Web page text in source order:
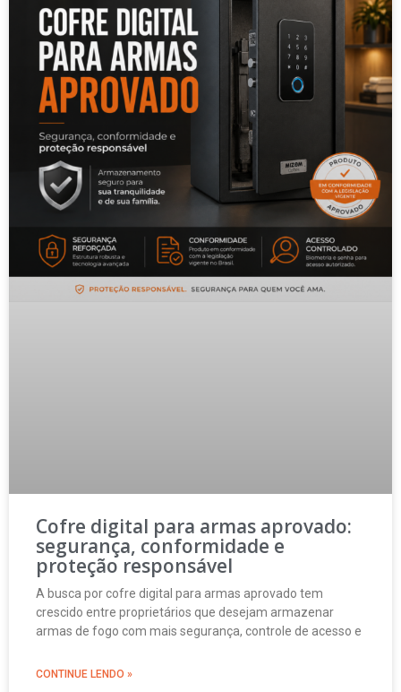
Cofre digital para armas aprovado:
segurança, conformidade e
proteção responsável
A busca por cofre digital para armas aprovado tem
crescido entre proprietários que desejam armazenar
armas de fogo com mais segurança, controle de acesso e
CONTINUE LENDO »